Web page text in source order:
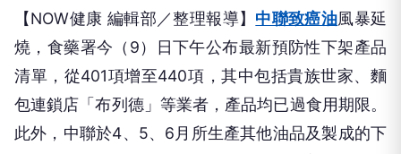
【NOW健康 編輯部／整理報導】 中聯致癌油風暴延
燒，食藥署今（9）日下午公布最新預防性下架產品
清單，從401項增至440項，其中包括貴族世家、麵
包連鎖店「布列德」等業者，產品均已過食用期限。
此外，中聯於4、5、6月所生產其他油品及製成的下